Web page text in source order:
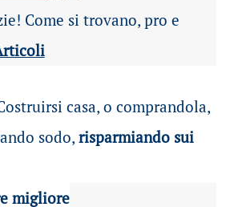
Come si trovano, pro e
casa, o comprandola,
sodo,risparmiando sui